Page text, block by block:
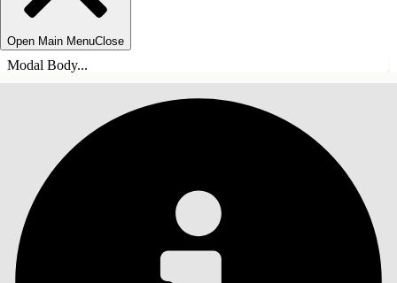
Open Main MenuClose
Modal Body...
ÍNDICE DE MATERIAS